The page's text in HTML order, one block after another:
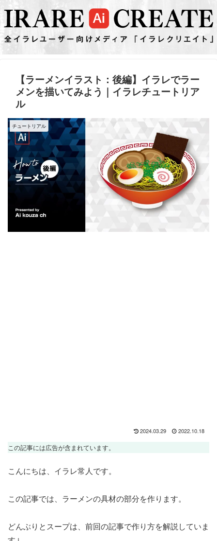
【ラーメンイラスト：後編】イラレでラー
メンを描いてみよう｜イラレチュートリア
ル
チュートリアル
2024.03.29 2022.10.18
この記事には広告が含まれています。
こんにちは、イラレ常人です。
この記事では、ラーメンの具材の部分を作ります。
どんぶりとスープは、前回の記事で作り方を解説していま